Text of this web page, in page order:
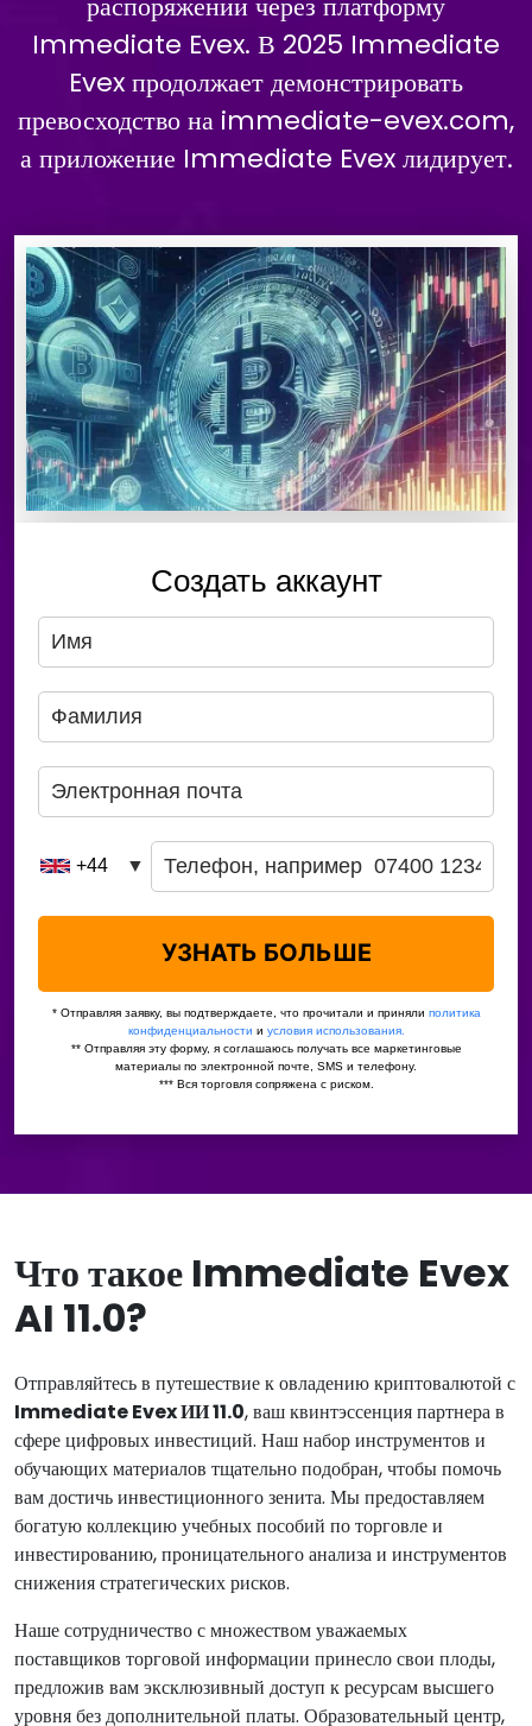
Immediate Evex. В 2025 Immediate
Evex продолжает демонстрировать
превосходство на immediate-evex.com,
а приложение Immediate Evex лидирует.
Что такое Immediate Evex
AI 11.0?
Отправляйтесь в путешествие к овладению криптовалютой с
Immediate Evex ИИ 11.0, ваш квинтэссенция партнера в
сфере цифровых инвестиций. Наш набор инструментов и
обучающих материалов тщательно подобран, чтобы помочь
вам достичь инвестиционного зенита. Мы предоставляем
богатую коллекцию учебных пособий по торговле и
инвестированию, проницательного анализа и инструментов
снижения стратегических рисков.
Наше сотрудничество с множеством уважаемых
поставщиков торговой информации принесло свои плоды,
предложив вам эксклюзивный доступ к ресурсам высшего
уровня без дополнительной платы. Образовательный центр,